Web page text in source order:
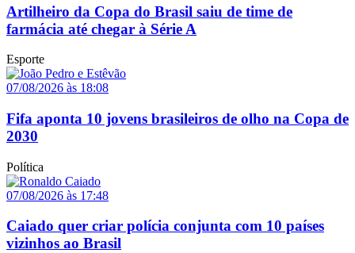
Artilheiro da Copa do Brasil saiu de time de
farmácia até chegar à Série A
Esporte
07/08/2026 às 18:08
Fifa aponta 10 jovens brasileiros de olho na Copa de
2030
Política
07/08/2026 às 17:48
Caiado quer criar polícia conjunta com 10 países
vizinhos ao Brasil